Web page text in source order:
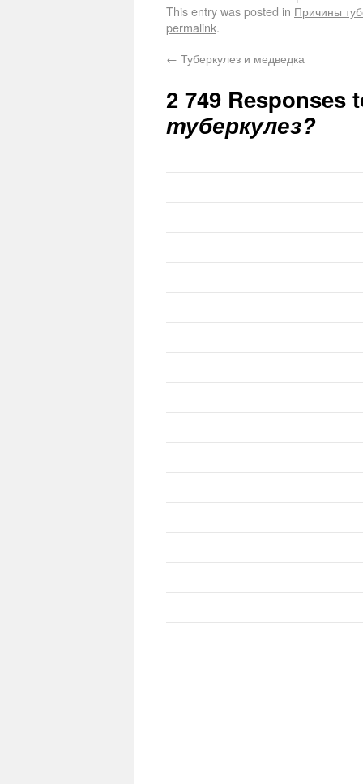
This entry was posted in Причины
permalink.
← Туберкулез и медведка
2 749 Responses
туберкулез?